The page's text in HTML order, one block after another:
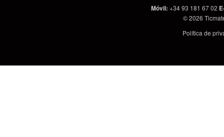
Móvil: +34 93 181 67 02
© 2026
Política de